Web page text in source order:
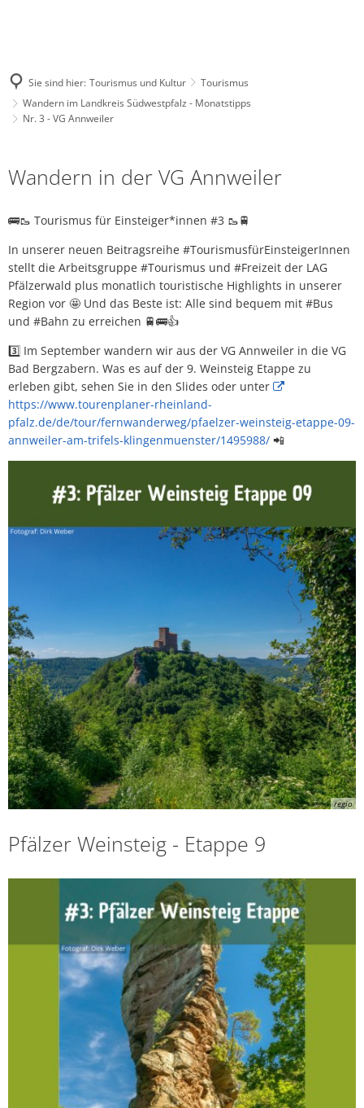
Sie sind hier: Tourismus und Kultur
Tourismus
Wandern im Landkreis Südwestpfalz - Monatstipps
Nr. 3 - VG Annweiler
3
VG
Annweiler
Wandern in der VG Annweiler
🚌🥾 Tourismus für Einsteiger*innen #3 🥾🚆
In unserer neuen Beitragsreihe #TourismusfürEinsteigerInnen
stellt die Arbeitsgruppe #Tourismus und #Freizeit der LAG
Pfälzerwald plus monatlich touristische Highlights in unserer
Region vor 🤩 Und das Beste ist: Alle sind bequem mit #Bus
und #Bahn zu erreichen 🚆🚌👍
3️⃣ Im September wandern wir aus der VG Annweiler in die VG
Bad Bergzabern. Was es auf der 9. Weinsteig Etappe zu
erleben gibt, sehen Sie in den Slides oder unter
https://www.tourenplaner-rheinland-
pfalz.de/de/tour/fernwanderweg/pfaelzer-weinsteig-etappe-09-
annweiler-am-trifels-klingenmuenster/1495988/ 📲
regio
Pfälzer Weinsteig - Etappe 9